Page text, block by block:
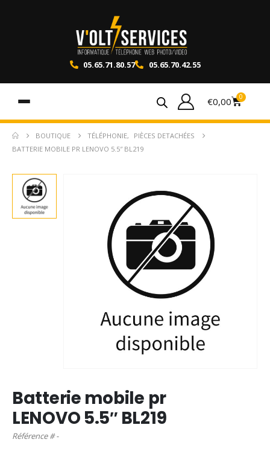
05.65.71.80.57 05.65.70.42.55
€0,00 0
BOUTIQUE TÉLÉPHONIE,
PIÈCES DETACHÉES
BATTERIE MOBILE PR LENOVO 5.5″ BL219
Batterie mobile pr
LENOVO 5.5″ BL219
Référence # -